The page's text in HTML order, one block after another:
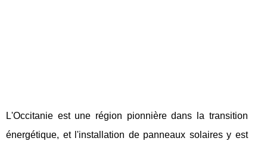
L'Occitanie est une région pionnière dans la transition
énergétique, et l'installation de panneaux solaires y est